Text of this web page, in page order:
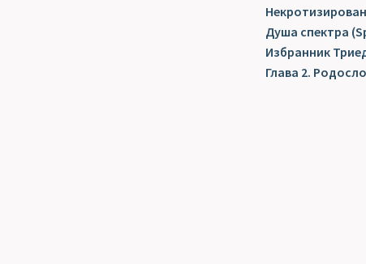
Душа спектра
Избранник
Глава 2.